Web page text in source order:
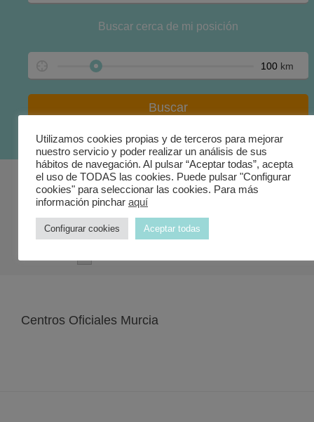
Buscar cerca de mi posición
km
Centros Oficiales
Resultados:
Ordenadas por:
Centros Oficiales Murcia
Utilizamos cookies propias y de terceros para mejorar
nuestro servicio y poder realizar un análisis de sus
hábitos de navegación. Al pulsar “Aceptar todas”, acepta
el uso de TODAS las cookies. Puede pulsar "Configurar
cookies" para seleccionar las cookies. Para más
información pinchar aquí
Configurar cookies Aceptar todas